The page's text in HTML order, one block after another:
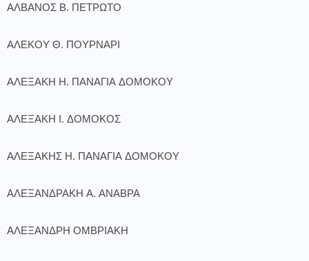
ΑΛΒΑΝΟΣ Β. ΠΕΤΡΩΤΟ
ΑΛΕΚΟΥ Θ. ΠΟΥΡΝΑΡΙ
ΑΛΕΞΑΚΗ Η. ΠΑΝΑΓΙΑ ΔΟΜΟΚΟΥ
ΑΛΕΞΑΚΗ Ι. ΔΟΜΟΚΟΣ
ΑΛΕΞΑΚΗΣ Η. ΠΑΝΑΓΙΑ ΔΟΜΟΚΟΥ
ΑΛΕΞΑΝΔΡΑΚΗ Α. ΑΝΑΒΡΑ
ΑΛΕΞΑΝΔΡΗ ΟΜΒΡΙΑΚΗ